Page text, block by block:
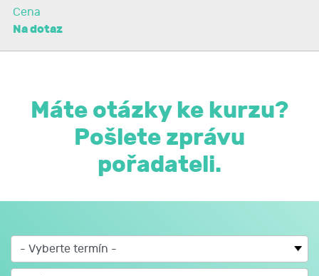
Cena
Na dotaz
Máte otázky ke kurzu?
Pošlete zprávu
pořadateli.